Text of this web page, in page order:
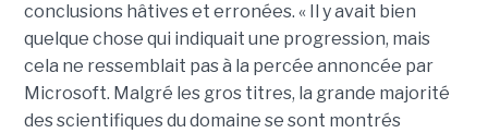
conclusions hâtives et erronées. « Il y avait bien
quelque chose qui indiquait une progression, mais
cela ne ressemblait pas à la percée annoncée par
Microsoft. Malgré les gros titres, la grande majorité
des scientifiques du domaine se sont montrés